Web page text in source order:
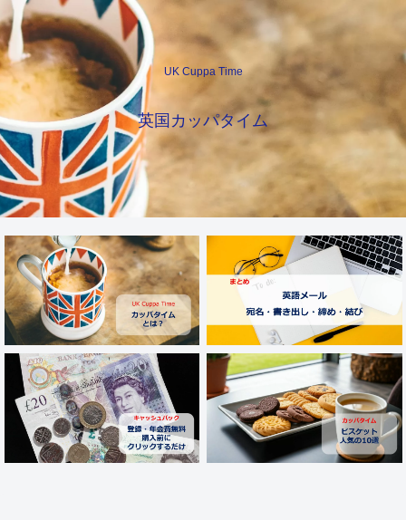
UK Cuppa Time
英国カッパタイム